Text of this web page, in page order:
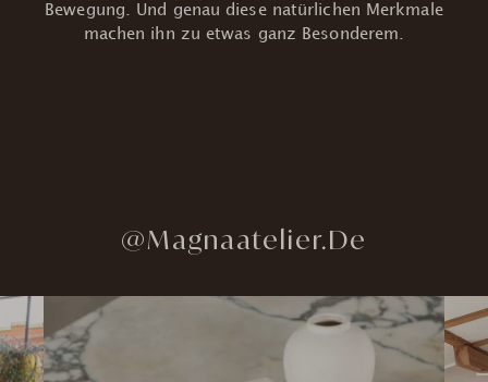
Bewegung. Und genau diese natürlichen Merkmale
machen ihn zu etwas ganz Besonderem.
@Magnaatelier.de